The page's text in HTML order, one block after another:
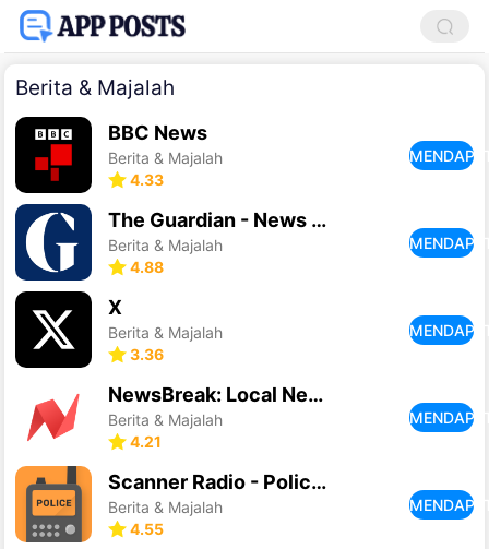
Berita & Majalah
BBC News
Berita & Majalah
4.33
The Guardian - News & Sport
Berita & Majalah
4.88
X
Berita & Majalah
3.36
NewsBreak: Local News & Alerts
Berita & Majalah
4.21
Scanner Radio - Police Scanner
Berita & Majalah
4.55